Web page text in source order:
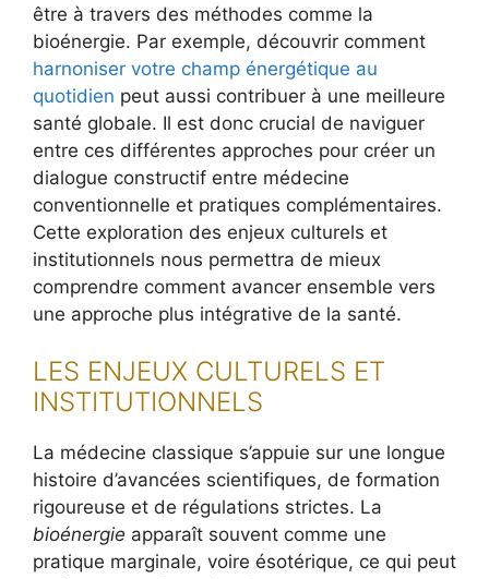
être à travers des méthodes comme la
bioénergie. Par exemple, découvrir comment
harnoniser votre champ énergétique au
quotidien peut aussi contribuer à une meilleure
santé globale. Il est donc crucial de naviguer
entre ces différentes approches pour créer un
dialogue constructif entre médecine
conventionnelle et pratiques complémentaires.
Cette exploration des enjeux culturels et
institutionnels nous permettra de mieux
comprendre comment avancer ensemble vers
une approche plus intégrative de la santé.
LES ENJEUX CULTURELS ET
INSTITUTIONNELS
La médecine classique s’appuie sur une longue
histoire d’avancées scientifiques, de formation
rigoureuse et de régulations strictes. La
bioénergie apparaît souvent comme une
pratique marginale, voire ésotérique, ce qui peut